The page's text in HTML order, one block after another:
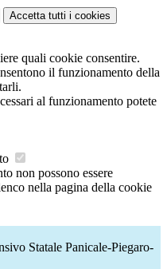
Accetta tutti i cookies
quali cookie consentire.
il funzionamento della
al funzionamento potete
non possono essere
nella pagina della cookie
Statale Panicale-Piegaro-